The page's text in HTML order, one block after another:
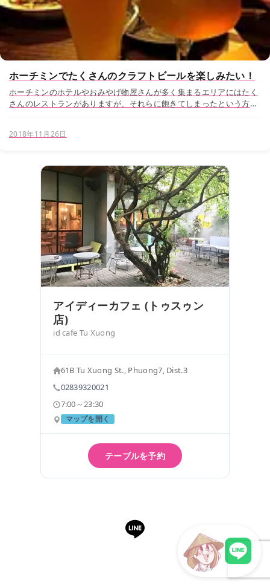
ホーチミンでたくさんのクラフトビールを楽しみたい！
ホーチミンのホテルやおみやげ物屋さんが多く集まるエリアにはたく
さんのレストランがありますが、それらに飽きてしまったという方の
2018年11月26日
アイディーカフェ (トゥスゥン
店)
id cafe Tu Xuong
61B Tu Xuong St., Phuong7, Dist.3
02839320021
7:00～23:30
マップを開く
テーブルを予約
LINEで予約・相談できます